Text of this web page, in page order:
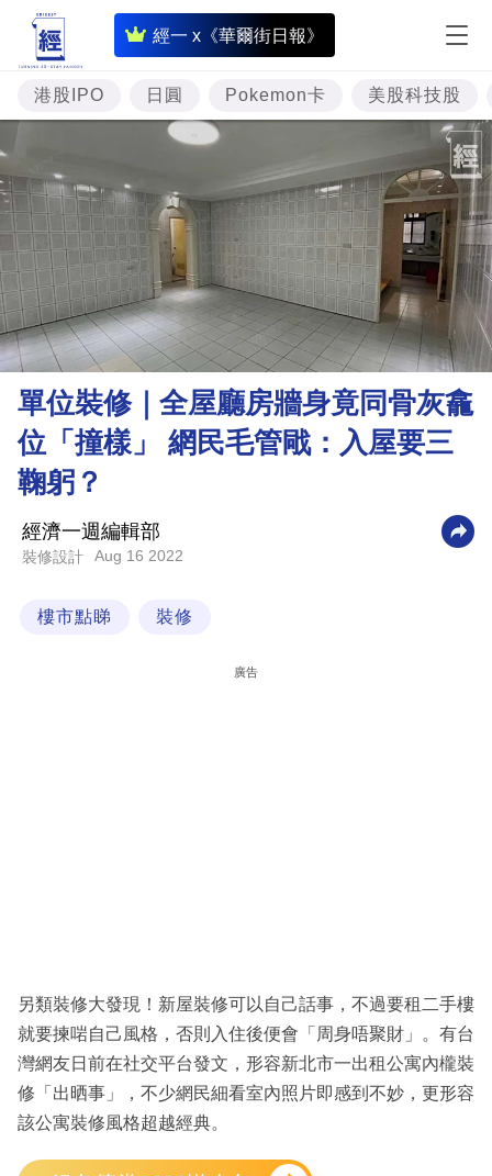
經一 x《華爾街日報》
即
時
財
經
題
投
資
樓
市
理
商
科
技
港股IPO 日圓 Pokemon卡 美股科技股
單位裝修｜全屋廳房牆身竟同骨灰龕
位「撞樣」 網民毛管戙：入屋要三
鞠躬？
經濟一週編輯部
裝修設計 Aug 16 2022
樓市點睇 裝修
廣告
另類裝修大發現！新屋裝修可以自己話事，不過要租二手樓
就要揀啱自己風格，否則入住後便會「周身唔聚財」。有台
灣網友日前在社交平台發文，形容新北市一出租公寓內櫳裝
修「出晒事」，不少網民細看室內照片即感到不妙，更形容
該公寓裝修風格超越經典。